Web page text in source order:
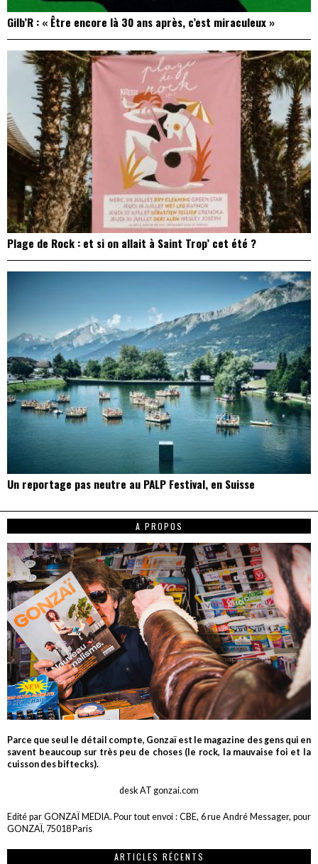
Gilb’R : « Être encore là 30 ans après, c’est miraculeux »
Plage de Rock : et si on allait à Saint Trop’ cet été ?
Un reportage pas neutre au PALP Festival, en Suisse
A PROPOS
Parce que seul le détail compte, Gonzaï est le magazine des gens qui en
savent beaucoup sur très peu de choses (le rock, la mauvaise foi et la
cuisson des biftecks).
desk AT gonzai.com
Edité par GONZAÏ MEDIA. Pour tout envoi : CBE, 6 rue André Messager, pour
GONZAÏ, 75018 Paris
ARTICLES RÉCENTS